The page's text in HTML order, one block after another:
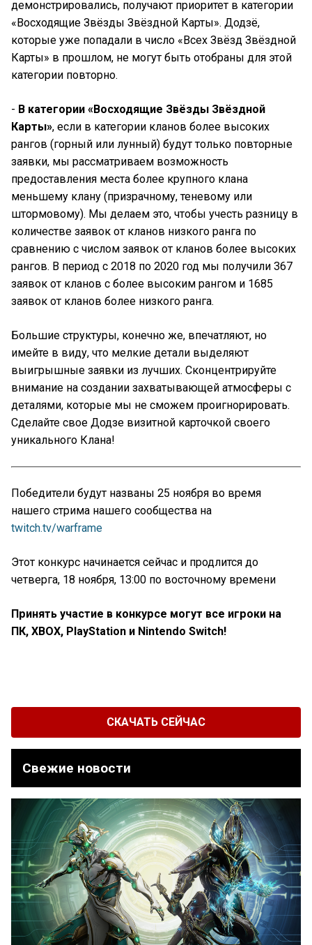
демонстрировались, получают приоритет в категории
«Восходящие Звёзды Звёздной Карты». Додзё,
которые уже попадали в число «Всех Звёзд Звёздной
Карты» в прошлом, не могут быть отобраны для этой
категории повторно.
- В категории «Восходящие Звёзды Звёздной
Карты», если в категории кланов более высоких
рангов (горный или лунный) будут только повторные
заявки, мы рассматриваем возможность
предоставления места более крупного клана
меньшему клану (призрачному, теневому или
штормовому). Мы делаем это, чтобы учесть разницу в
количестве заявок от кланов низкого ранга по
сравнению с числом заявок от кланов более высоких
рангов. В период с 2018 по 2020 год мы получили 367
заявок от кланов с более высоким рангом и 1685
заявок от кланов более низкого ранга.
Большие структуры, конечно же, впечатляют, но
имейте в виду, что мелкие детали выделяют
выигрышные заявки из лучших. Сконцентрируйте
внимание на создании захватывающей атмосферы с
деталями, которые мы не сможем проигнорировать.
Сделайте свое Додзе визитной карточкой своего
уникального Клана!
Победители будут названы 25 ноября во время
нашего стрима нашего сообщества на
twitch.tv/warframe
Этот конкурс начинается сейчас и продлится до
четверга, 18 ноября, 13:00 по восточному времени
Принять участие в конкурсе могут все игроки на
ПК, XBOX, PlayStation и Nintendo Switch!
СКАЧАТЬ СЕЙЧАС
Свежие новости